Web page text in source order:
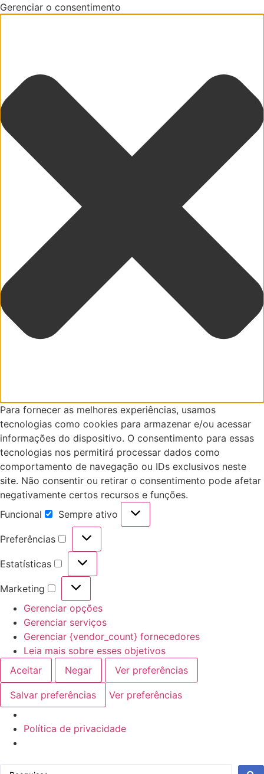
Gerenciar o consentimento
Para fornecer as melhores experiências, usamos
tecnologias como cookies para armazenar e/ou acessar
informações do dispositivo. O consentimento para essas
tecnologias nos permitirá processar dados como
comportamento de navegação ou IDs exclusivos neste
site. Não consentir ou retirar o consentimento pode afetar
negativamente certos recursos e funções.
Funcional
Funcional
Sempre ativo
Preferências
Preferências
Estatísticas
Estatísticas
Marketing
Marketing
Gerenciar opções
Gerenciar serviços
Gerenciar {vendor_count} fornecedores
Leia mais sobre esses objetivos
Aceitar
Negar Ver preferências
Salvar preferências Ver preferências
Política de privacidade
para
Pesquisar